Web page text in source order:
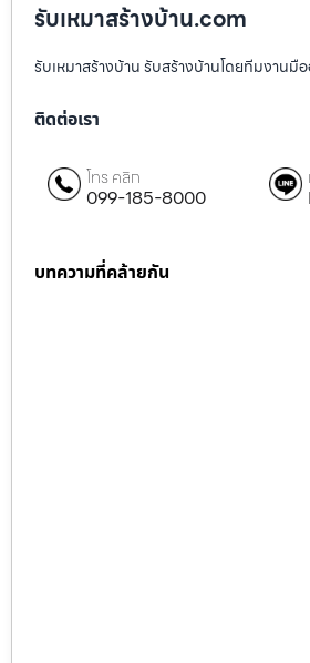
รับเหมาสร้างบ้าน.com
รับเหมาสร้างบ้าน รับสร้างบ้านโดยทีมงาน
ติดต่อเรา
โทร คลิก
099-185-8000
บทความที่คล้ายกัน